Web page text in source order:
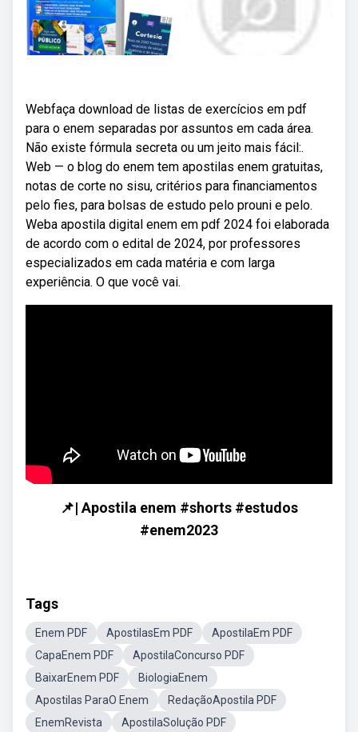
Webfaça download de listas de exercícios em pdf
para o enem separadas por assuntos em cada área.
Não existe fórmula secreta ou um jeito mais fácil:.
Web — o blog do enem tem apostilas enem gratuitas,
notas de corte no sisu, critérios para financiamentos
pelo fies, para bolsas de estudo pelo prouni e pelo.
Weba apostila digital enem em pdf 2024 foi elaborada
de acordo com o edital de 2024, por professores
especializados em cada matéria e com larga
experiência. O que você vai.
📌| Apostila enem #shorts #estudos
#enem2023
Tags
Enem PDF ApostilasEm PDF
ApostilaEm PDF
CapaEnem PDF
ApostilaConcurso PDF
BaixarEnem PDF
BiologiaEnem
Apostilas ParaO Enem
RedaçãoApostila PDF
EnemRevista
ApostilaSolução PDF